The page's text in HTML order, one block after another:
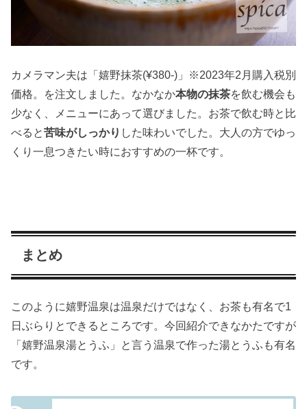
カメラマン夫は「嬉野抹茶(¥380-)」※2023年2月購入税別
価格。を注文しました。なかなか本物の抹茶を飲む機会も
少なく、メニューにあって選びました。お茶で飲む時と比
べると苦味がしっかり した味わいでした。大人の方でゆっ
くり一息つきたい時におすすめの一杯です。
まとめ
このように嬉野温泉は温泉だけではなく、お茶も有名で1
日ぶらりとできるところです。今回紹介できなかたですが
「嬉野温泉湯とうふ」と言う温泉で作った湯とうふも有名
です。